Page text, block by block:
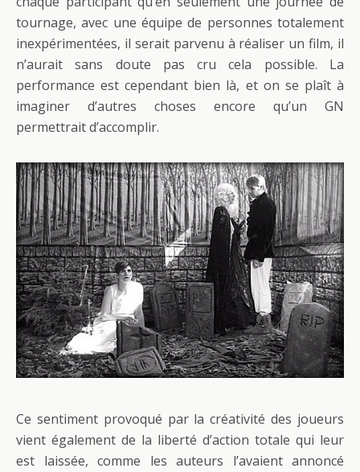
tournage, avec une équipe de personnes totalement
inexpérimentées, il serait parvenu à réaliser un film, il
n’aurait sans doute pas cru cela possible. La
performance est cependant bien là, et on se plaît à
imaginer d’autres choses encore qu’un GN
permettrait d’accomplir.
Ce sentiment provoqué par la créativité des joueurs
vient également de la liberté d’action totale qui leur
est laissée, comme les auteurs l’avaient annoncé